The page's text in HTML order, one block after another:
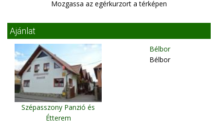
Mozgassa az egérkurzort a térképen
Ajánlat
Szépasszony Panzió és
Étterem
Bélbor
Bélbor